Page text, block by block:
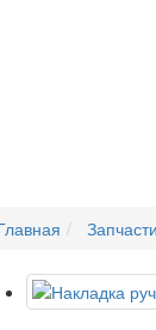
Запчасти